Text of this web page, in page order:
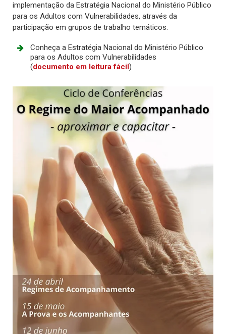
implementação da Estratégia Nacional do Ministério Público
para os Adultos com Vulnerabilidades, através da
participação em grupos de trabalho temáticos.
Conheça a Estratégia Nacional do Ministério Público
para os Adultos com Vulnerabilidades
(documento em leitura fácil )